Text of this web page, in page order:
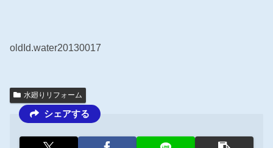
oldId.water20130017
水廻りリフォーム
シェアする